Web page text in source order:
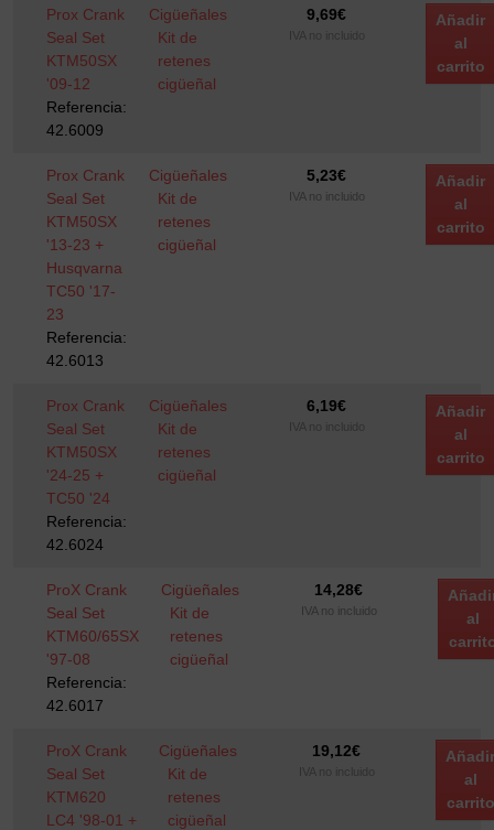
Prox Crank
Seal Set
KTM50SX
'09-12
Referencia:
42.6009
Cigüeñales
Kit de
retenes
cigüeñal
9,69€
IVA no incluido
Añadir
al
carrito
Prox Crank
Seal Set
KTM50SX
'13-23 +
Husqvarna
TC50 '17-
23
Referencia:
42.6013
Cigüeñales
Kit de
retenes
cigüeñal
5,23€
IVA no incluido
Añadir
al
carrito
Prox Crank
Seal Set
KTM50SX
'24-25 +
TC50 '24
Referencia:
42.6024
Cigüeñales
Kit de
retenes
cigüeñal
6,19€
IVA no incluido
Añadir
al
carrito
ProX Crank
Seal Set
KTM60/65SX
'97-08
Referencia:
42.6017
Cigüeñales
Kit de
retenes
cigüeñal
14,28€
IVA no incluido
al
ProX Crank
Seal Set
KTM620
LC4 '98-01 +
Cigüeñales
Kit de
retenes
cigüeñal
19,12€
IVA no incluido
Añadir
al
carrito